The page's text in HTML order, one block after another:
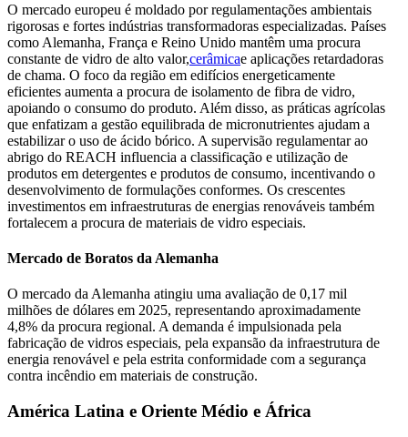
O mercado europeu é moldado por regulamentações ambientais
rigorosas e fortes indústrias transformadoras especializadas. Países
como Alemanha, França e Reino Unido mantêm uma procura
constante de vidro de alto valor,cerâmicae aplicações retardadoras
de chama. O foco da região em edifícios energeticamente
eficientes aumenta a procura de isolamento de fibra de vidro,
apoiando o consumo do produto. Além disso, as práticas agrícolas
que enfatizam a gestão equilibrada de micronutrientes ajudam a
estabilizar o uso de ácido bórico. A supervisão regulamentar ao
abrigo do REACH influencia a classificação e utilização de
produtos em detergentes e produtos de consumo, incentivando o
desenvolvimento de formulações conformes. Os crescentes
investimentos em infraestruturas de energias renováveis ​​também
fortalecem a procura de materiais de vidro especiais.
Mercado de Boratos da Alemanha
O mercado da Alemanha atingiu uma avaliação de 0,17 mil
milhões de dólares em 2025, representando aproximadamente
4,8% da procura regional. A demanda é impulsionada pela
fabricação de vidros especiais, pela expansão da infraestrutura de
energia renovável e pela estrita conformidade com a segurança
contra incêndio em materiais de construção.
América Latina e Oriente Médio e África